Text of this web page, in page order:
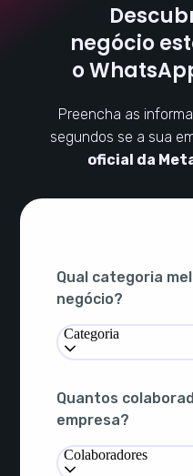
Qual categoria
negócio?
Categoria
Quantos
empresa?
Colaboradores
negócio
o
Preencha as
segundos se a sua
oficial da